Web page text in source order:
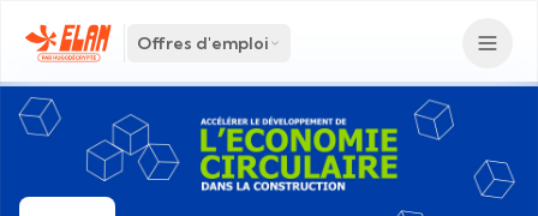
Offres d'emploi